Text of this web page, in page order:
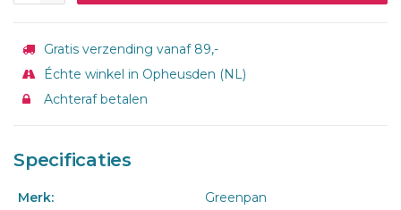
Gratis verzending vanaf 89,-
Échte winkel in Opheusden (NL)
Achteraf betalen
Specificaties
Merk:
Greenpan